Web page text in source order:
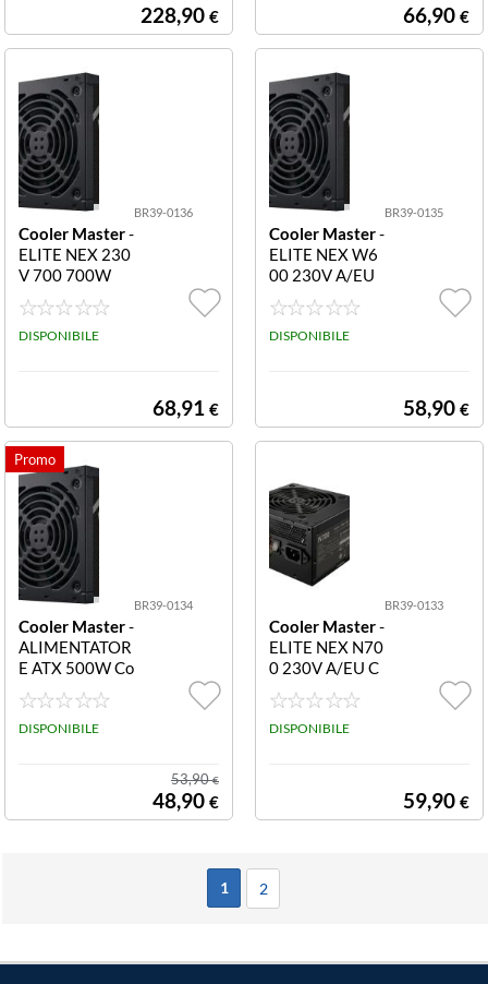
228,90 € 66,90 €
BR39-0136
Cooler Master-
ELITE NEX 230
V 700 700W
DISPONIBILE
68,91 €
BR39-0135
Cooler Master-
ELITE NEX W6
00 230V A/EU
CABLE
DISPONIBILE
58,90 €
BR39-0134
Cooler Master-
ALIMENTATOR
E ATX 500W Co
olerMaster ELI
TE NEX MPW-5
001-ACBW-BE
DISPONIBILE
53,90€
48,90 €
BR39-0133
Cooler Master-
ELITE NEX N70
0 230V A/EU C
ABLE
DISPONIBILE
59,90 €
1 2